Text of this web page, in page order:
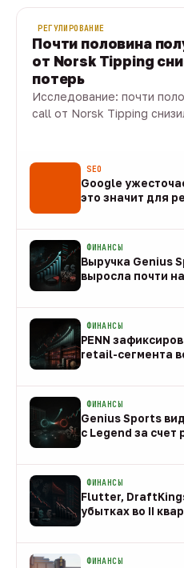
РЕГУЛИРОВАНИЕ
Почти половина
от Norsk Tipping
потерь
Исследование: почти
call от Norsk Tipping
SEO
Google
это значит для
ФИНАНСЫ
Выручка Genius
выросла почти
ФИНАНСЫ
PENN
retail-сегмента
ФИНАНСЫ
Genius Sports
с Legend за
ФИНАНСЫ
Flutter,
убытках во II
ФИНАНСЫ